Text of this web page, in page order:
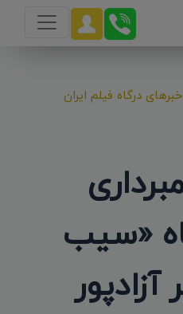
خبرهای درگاه فیلم ایران
«سیب